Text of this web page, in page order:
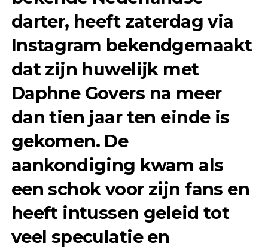
darter, heeft zaterdag via
Instagram bekendgemaakt
dat zijn huwelijk met
Daphne Govers na meer
dan tien jaar ten einde is
gekomen. De
aankondiging kwam als
een schok voor zijn fans en
heeft intussen geleid tot
veel speculatie en